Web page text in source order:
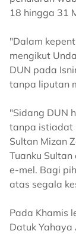
18 hingga 31
"Dalam
mengikut
DUN pada
tanpa liputan
"Sidang DUN
tanpa istiadat
Sultan Mizan
Tuanku
e-mel. Bagi
atas segala
Pada Khamis
Datuk